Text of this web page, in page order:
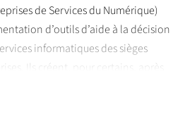
de Services du Numérique)
d’outils d’aide à la décision
informatiques des sièges
Ils créent, pour certains, après
leur propre entreprise dans ce